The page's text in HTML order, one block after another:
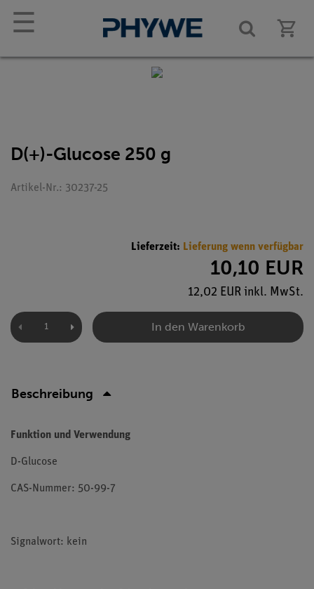
☰
D(+)-Glucose 250 g
Artikel-Nr.: 30237-25
Lieferzeit: Lieferung wenn verfügbar
10,10 EUR
12,02 EUR inkl. MwSt.
In den Warenkorb
Beschreibung
Funktion und Verwendung
D-Glucose
CAS-Nummer: 50-99-7
Signalwort: kein